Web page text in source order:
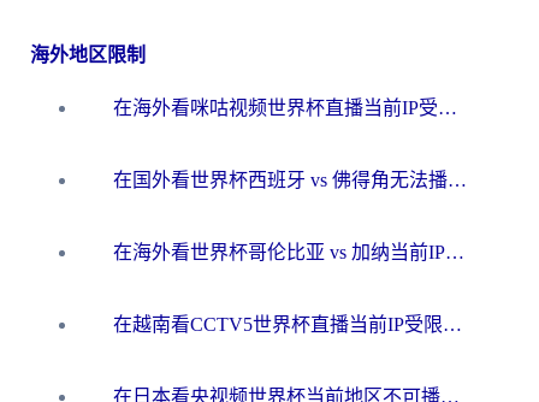
海外地区限制
在海外看咪咕视频世界杯直播当前IP受限制？这篇指南帮你搞定所有体育赛事观看难题
在国外看世界杯西班牙 vs 佛得角无法播放？这篇指南帮你解锁所有中文体育直播
在海外看世界杯哥伦比亚 vs 加纳当前IP受限制？这篇指南帮你流畅看中文解说赛事
在越南看CCTV5世界杯直播当前IP受限制？海外党体育观赛终极指南来了
在日本看央视频世界杯当前地区不可播放？海外党体育观赛终极指南